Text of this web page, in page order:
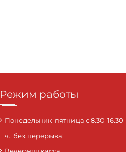
Режим работы
Понедельник-пятница с 8.30-16.30
ч., без перерыва;